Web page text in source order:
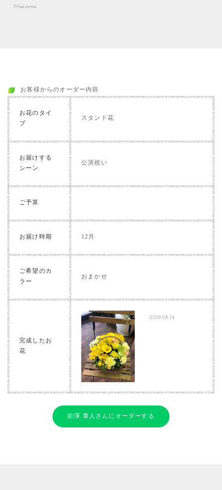
Maesawa
お客様からのオーダー内容
お花のタイ
プ
スタンド花
お届けする
シーン
公演祝い
ご予算
お届け時期 12月
ご希望のカ
ラー
おまかせ
完成したお
花
2019.08.14
前澤 章人さんにオーダーする